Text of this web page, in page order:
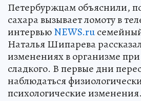
Петербуржцам объяснили,
сахара вызывает ломоту в
интервьюNEWS.ru
Наталья Шипарева
изменениях в организме при
сладкого. В первые дни
наблюдаться
психологические изменения.